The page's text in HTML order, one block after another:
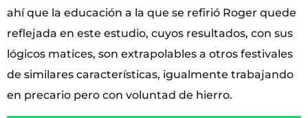
ahí que la educación a la que se refirió Roger quede
reflejada en este estudio, cuyos resultados, con sus
lógicos matices, son extrapolables a otros festivales
de similares características, igualmente trabajando
en precario pero con voluntad de hierro.